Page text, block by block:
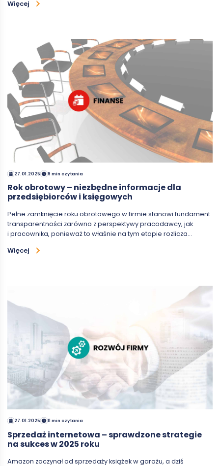
Więcej
27.01.2025 9 min czytania
Rok obrotowy – niezbędne informacje dla
przedsiębiorców i księgowych
Pełne zamknięcie roku obrotowego w firmie stanowi fundament
transparentności zarówno z perspektywy pracodawcy, jak
i pracownika, ponieważ to właśnie na tym etapie rozlicza…
Więcej
27.01.2025 11 min czytania
Sprzedaż internetowa – sprawdzone strategie
na sukces w 2025 roku
Amazon zaczynał od sprzedaży książek w garażu, a dziś